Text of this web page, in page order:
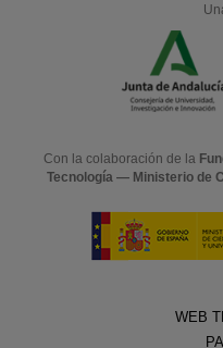
Con la colaboración de la
Tecnología — Ministerio de
WEB